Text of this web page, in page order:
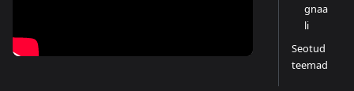
gnaa
li
Seotud
teemad